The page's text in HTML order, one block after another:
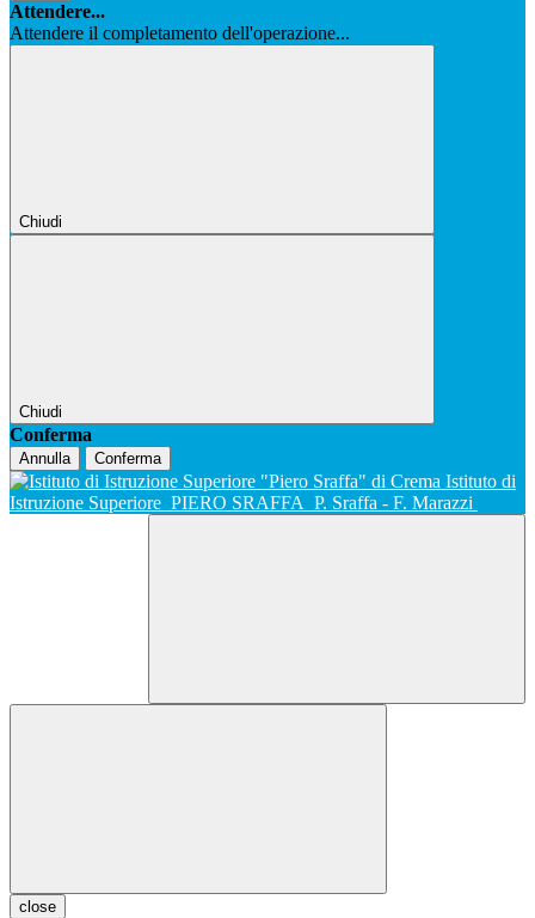
Attendere...
Attendere il completamento dell'operazione...
Chiudi
Chiudi
Conferma
Annulla Conferma
Istituto di
Istruzione Superiore PIERO SRAFFA P. Sraffa - F. Marazzi
close